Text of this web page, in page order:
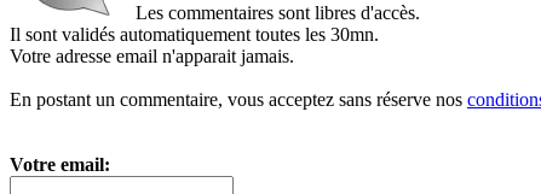
Les commentaires sont libres d'accès.
Il sont validés automatiquement toutes les 30mn.
Votre adresse email n'apparait jamais.
En postant un commentaire, vous acceptez sans réserve nos
Votre email: